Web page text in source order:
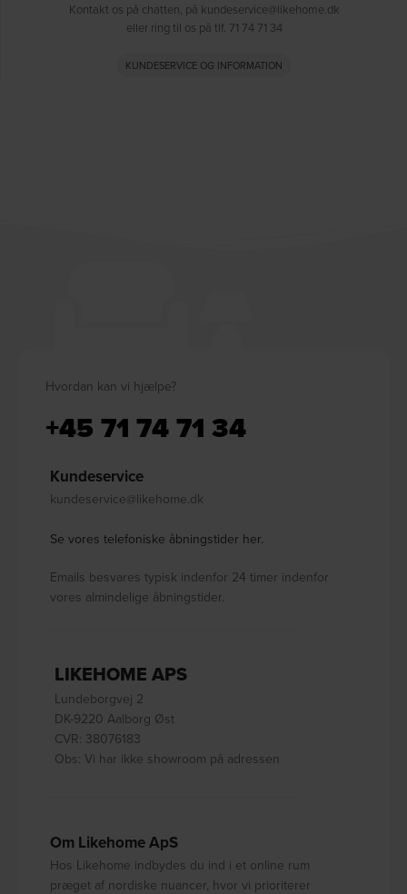
Kontakt os på chatten, på kundeservice@likehome.dk
eller ring til os på tlf. 71 74 71 34
KUNDESERVICE OG INFORMATION
Hvordan kan vi hjælpe?
+45 71 74 71 34
Kundeservice
kundeservice@likehome.dk
Se vores telefoniske åbningstider her.
Emails besvares typisk indenfor 24 timer indenfor
vores almindelige åbningstider.
LIKEHOME APS
Lundeborgvej 2
DK-9220 Aalborg Øst
CVR: 38076183
Obs: Vi har ikke showroom på adressen
Om Likehome ApS
Hos Likehome indbydes du ind i et online rum
præget af nordiske nuancer, hvor vi prioriterer